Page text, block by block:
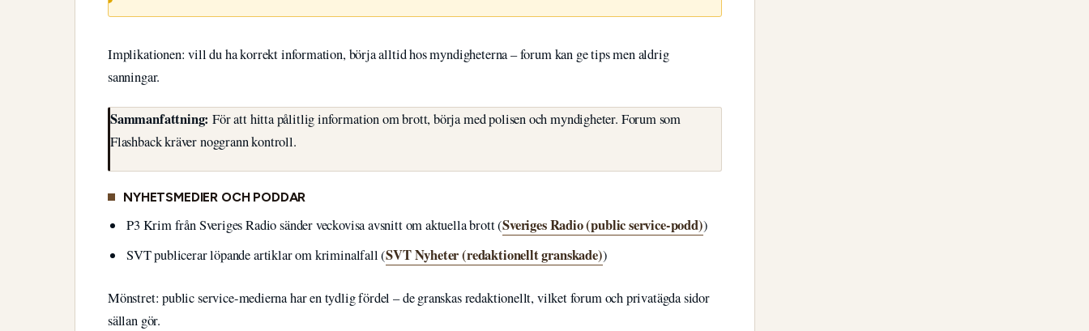
Implikationen: vill du ha korrekt information, börja alltid hos myndigheterna – forum kan ge tips men aldrig
sanningar.
Sammanfattning: För att hitta pålitlig information om brott, börja med polisen och myndigheter. Forum som
Flashback kräver noggrann kontroll.
NYHETSMEDIER OCH PODDAR
P3 Krim från Sveriges Radio sänder veckovisa avsnitt om aktuella brott (Sveriges Radio (public service-podd))
SVT publicerar löpande artiklar om kriminalfall (SVT Nyheter (redaktionellt granskade))
Mönstret: public service-medierna har en tydlig fördel – de granskas redaktionellt, vilket forum och privatägda sidor
sällan gör.